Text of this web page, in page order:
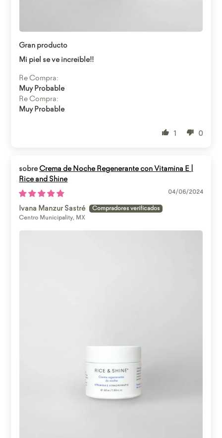
Gran producto
Mi piel se ve increible!!
Re Compra:
Muy Probable
Re Compra:
Muy Probable
1 0
Crema de Noche Regenerante con Vitamina E |
Rice and Shine
04/06/2024
Ivana Manzur Sastré
Centro Municipality, MX